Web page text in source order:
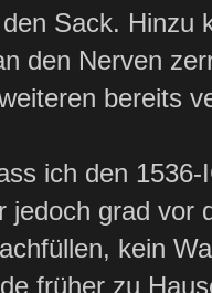
Sack. Hinzu
den Nerven
bereits
ich den
jedoch grad vor
kein
früher zu